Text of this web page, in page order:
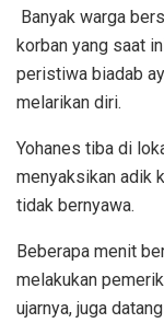
Banyak warga
korban yang saat
peristiwa biadab
melarikan diri.
Yohanes tiba di
menyaksikan adik
tidak bernyawa.
Beberapa menit
melakukan
ujarnya, juga